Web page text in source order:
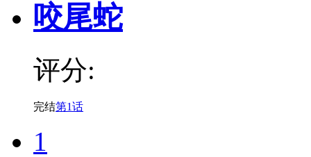
咬尾蛇
评分:
完结第1话
1